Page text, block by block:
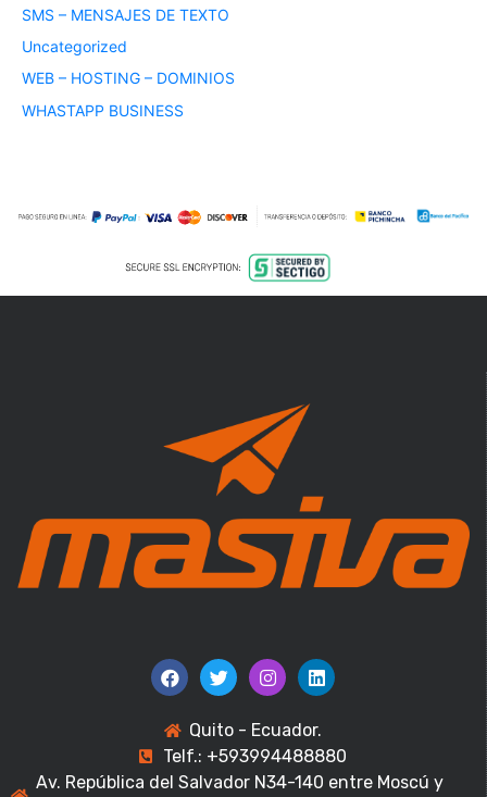
SMS – MENSAJES DE TEXTO
Uncategorized
WEB – HOSTING – DOMINIOS
WHASTAPP BUSINESS
Quito - Ecuador.
Telf.: +593994488880
Av. República del Salvador N34-140 entre Moscú y